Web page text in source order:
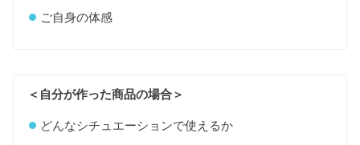
ご自身の体感
＜自分が作った商品の場合＞
どんなシチュエーションで使えるか